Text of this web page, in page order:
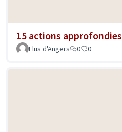
15 actions approfondies
Elus d'Angers
0 0